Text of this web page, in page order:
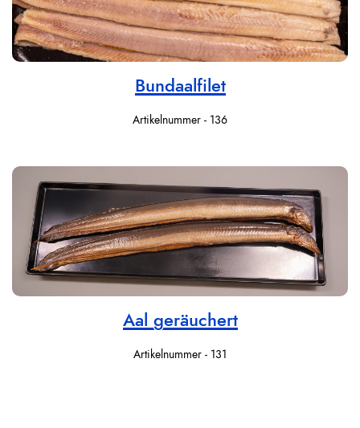
Bundaalfilet
Artikelnummer - 136
Aal geräuchert
Artikelnummer - 131